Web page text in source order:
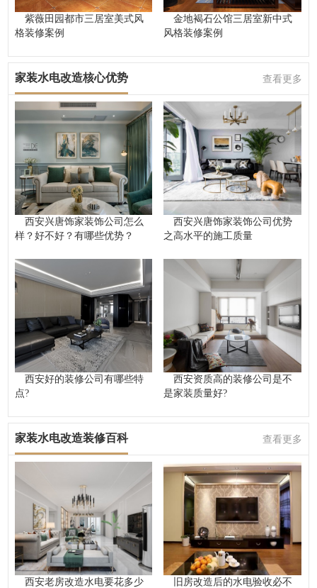
紫薇田园都市三居室美式风
格装修案例
金地褐石公馆三居室新中式
风格装修案例
家装水电改造核心优势 查看更多
西安兴唐饰家装饰公司怎么
样？好不好？有哪些优势？
西安兴唐饰家装饰公司优势
之高水平的施工质量
西安好的装修公司有哪些特
点?
西安资质高的装修公司是不
是家装质量好?
家装水电改造装修百科 查看更多
西安老房改造水电要花多少
旧房改造后的水电验收必不